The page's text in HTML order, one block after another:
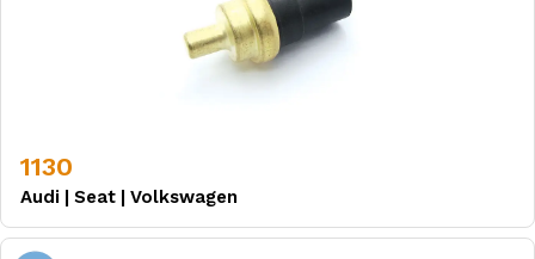
1130
Audi | Seat | Volkswagen